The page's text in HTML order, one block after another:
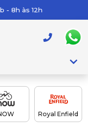
- 8h às 12h
Royal Enfield